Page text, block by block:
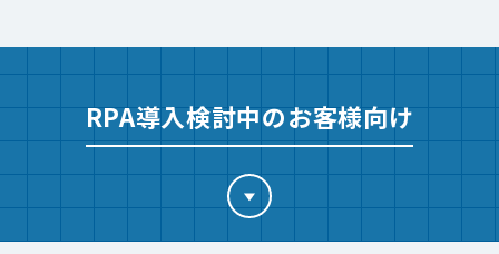
RPA導入検討中のお客様向け